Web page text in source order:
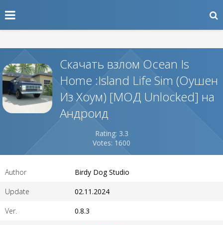
Скачать взлом Ocean Is
Home :Island Life Sim (Оушен
Из Хоум) [МОД Unlocked] на
Андроид
Rating: 3.3
Votes: 1600
Author Birdy Dog Studio
Update 02.11.2024
Ver. 0.8.3